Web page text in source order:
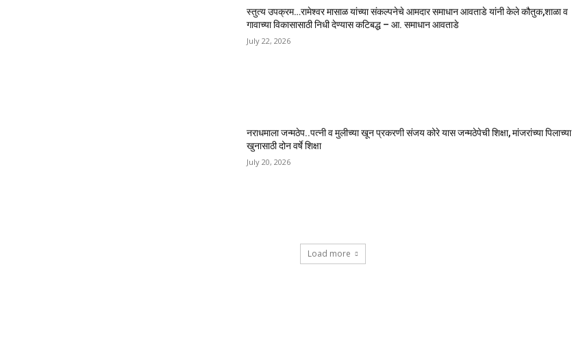
स्तुत्य उपक्रम…रामेश्वर मासाळ यांच्या संकल्पनेचे आमदार समाधान आवताडे यांनी केले कौतुक,शाळा व
गावाच्या विकासासाठी निधी देण्यास कटिबद्ध – आ. समाधान आवताडे
July 22, 2026
नराधमाला जन्मठेप..पत्नी व मुलीच्या खून प्रकरणी संजय कोरे यास जन्मठेपेची शिक्षा, मांजरांच्या पिलाच्या
खुनासाठी दोन वर्षे शिक्षा
July 20, 2026
Load more